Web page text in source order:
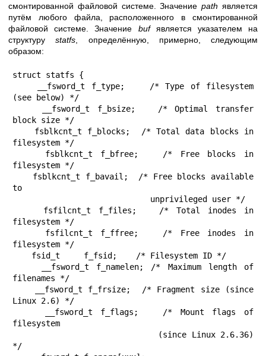
смонтированной файловой системе. Значениеpath является
путём любого файла, расположенного в смонтированной
файловой системе. Значение bufявляется указателем на
структуруstatfs , определённую, примерно, следующим
образом:
struct statfs {
(see below) */
block size */
filesystem */
filesystem */
to
filesystem */
filesystem */
filenames */
Linux 2.6) */
filesystem
*/